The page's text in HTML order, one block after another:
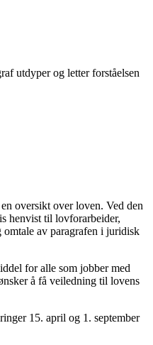
utdyper og letter forståelsen
oversikt over loven. Ved den
henvist til lovforarbeider,
av paragrafen i juridisk
for alle som jobber med
å få veiledning til lovens
15. april og 1. september